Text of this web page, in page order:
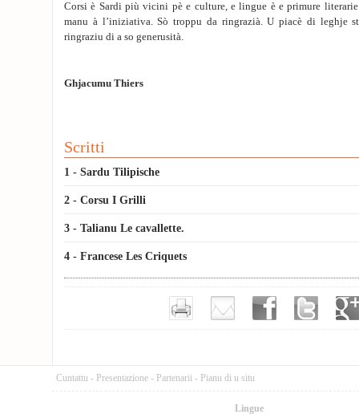
Corsi è Sardi più vicini pè e culture, e lingue è e primure
manu à l’iniziativa. Sò troppu da ringrazià. U piacè di leghje
ringraziu di a so generusità.
Ghjacumu Thiers
Scritti
1 - Sardu Tilipische
2 - Corsu I Grilli
3 - Talianu Le cavallette.
4 - Francese Les Criquets
Cuntattu - Presentazione - Partenarii - Pianu di u situ
Lingue